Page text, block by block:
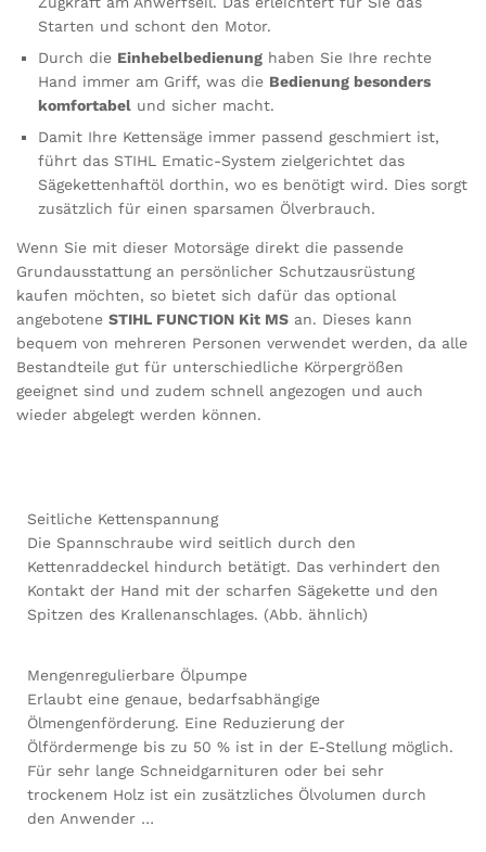
Starten und schont den Motor.
Durch die Einhebelbedienung haben Sie Ihre rechte
Hand immer am Griff, was die Bedienung besonders
komfortabel und sicher macht.
Damit Ihre Kettensäge immer passend geschmiert ist,
führt das STIHL Ematic-System zielgerichtet das
Sägekettenhaftöl dorthin, wo es benötigt wird. Dies sorgt
zusätzlich für einen sparsamen Ölverbrauch.
Wenn Sie mit dieser Motorsäge direkt die passende
Grundausstattung an persönlicher Schutzausrüstung
kaufen möchten, so bietet sich dafür das optional
angebotene STIHL FUNCTION Kit MS an. Dieses kann
bequem von mehreren Personen verwendet werden, da alle
Bestandteile gut für unterschiedliche Körpergrößen
geeignet sind und zudem schnell angezogen und auch
wieder abgelegt werden können.
Seitliche Kettenspannung
Die Spannschraube wird seitlich durch den
Kettenraddeckel hindurch betätigt. Das verhindert den
Kontakt der Hand mit der scharfen Sägekette und den
Spitzen des Krallenanschlages. (Abb. ähnlich)
Mengenregulierbare Ölpumpe
Erlaubt eine genaue, bedarfsabhängige
Ölmengenförderung. Eine Reduzierung der
Ölfördermenge bis zu 50 % ist in der E-Stellung möglich.
Für sehr lange Schneidgarnituren oder bei sehr
trockenem Holz ist ein zusätzliches Ölvolumen durch
den Anwender …